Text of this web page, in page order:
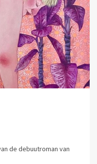
de debuutroman van